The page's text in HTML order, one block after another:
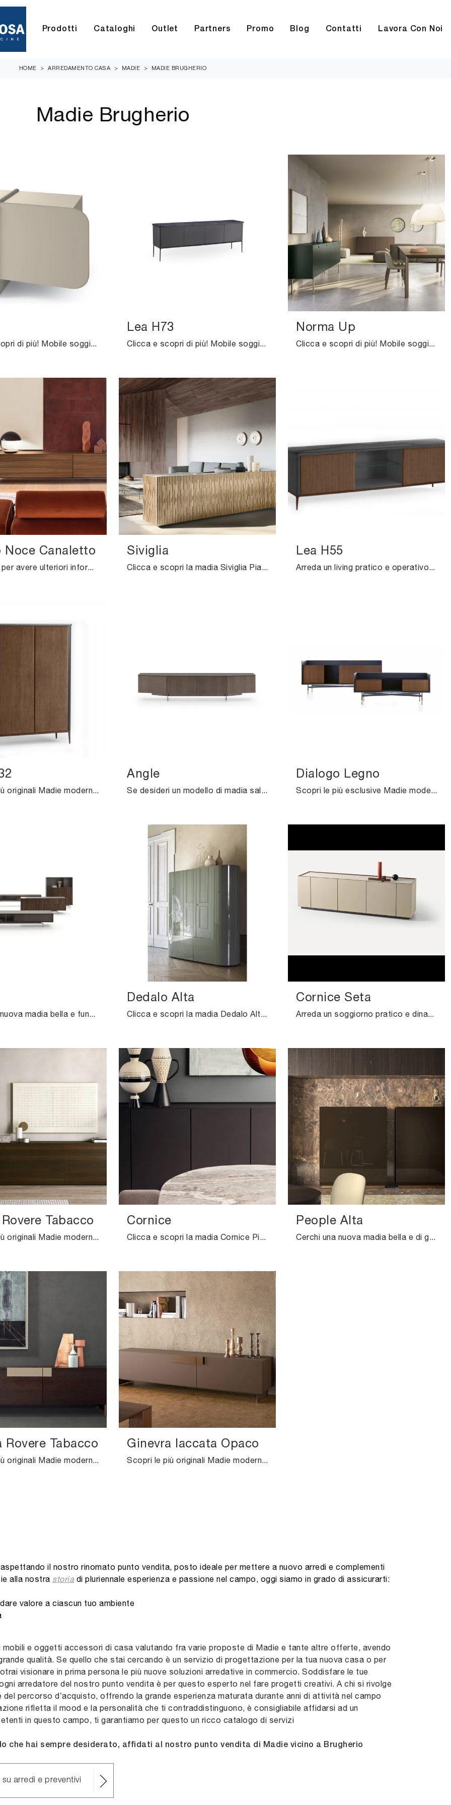
Prodotti Cataloghi Outlet Partners Promo Blog Contatti Lavora Con Noi
HOME > ARREDAMENTO CASA > MADIE > MADIE BRUGHERIO
Madie Brugherio
Clicca e scopri di più! Mobile soggiorno Petra di Ditre Italia in MDF: ti sta aspettando per impreziosire le tue stanze moderne.
Lea H73
Clicca e scopri di più! Mobile soggiorno Lea H73 di Midj in laccato opaco: ti sta aspettando per impreziosire le tue stanze moderne.
Norma Up
Clicca e scopri di più! Mobile soggiorno Norma Up di Pianca in laccato opaco: ti aspetta per valorizzare le tue stanze moderne.
Noce Canaletto
Contattaci per avere ulteriori informazioni sui mobili ed elementi accessori per il living: una vasta scelta di cassettiere moderne ti sta ...
Siviglia
Clicca e scopri la madia Siviglia Pianca: se cerchi mobili in legno per stanze moderne, questa è la scelta ideale per te!
Lea H55
Arreda un living pratico e operativo con questa madia Lea H55 di Midj: scopri le più esclusive Madie in materico.
Scopri le più originali Madie moderne! Clicca e leggi l'articolo: madia Lea H132 in materico, soluzione funzionale ed esteticamente gradevole.
Angle
Se desideri un modello di madia salvaspazio, scopri in negozio un ricco catalogo di Arredamento Casa delle migliori marche e contattaci per info e ...
Dialogo Legno
Scopri le più esclusive Madie moderne! Clicca e leggi l'articolo: madia Dialogo Legno in legno, soluzione pratica e sofisticata.
Dedalo Alta Cornice Seta
Tabacco
Scopri le più originali Madie moderne! Clicca e leggi l'articolo: mobile soggiorno People Rovere Tabacco in legno, soluzione bella e funzionale.
Cornice
Clicca e scopri la madia Cornice Pianca: se vuoi mobili in laccato opaco per stanze moderne, questa è la scelta ideale per te!
People Alta
Cerchi una nuova madia bella e di grande qualità dalle linee moderne? Ti presentiamo il modello People Alta di Pianca, realizzato in laccato lucido.
Rovere Tabacco
Scopri le più originali Madie moderne! Clicca e leggi l'articolo: madia Ginevra Rovere Tabacco in legno, soluzione funzionale ed esteticamente ...
Ginevra laccata Opaco
Scopri le più originali Madie moderne! Clicca e leggi l'articolo: mobile soggiorno Ginevra laccata Opaco in laccato opaco, soluzione pratica e ...
il nostro rinomato punto vendita, posto ideale per mettere a nuovo arredi e complementi
alla nostra storia di pluriennale esperienza e passione nel campo, oggi siamo in grado di assicurarti:
valore a ciascun tuo ambiente
e oggetti accessori di casa valutando fra varie proposte di Madie e tante altre offerte, avendo
qualità. Se quello che stai cercando è un servizio di progettazione per la tua nuova casa o per
visionare in prima persona le più nuove soluzioni arredative in commercio. Soddisfare le tue
arredatore del nostro punto vendita è per questo esperto nel fare progetti creativi. A chi si rivolge
percorso d’acquisto, offrendo la grande esperienza maturata durante anni di attività nel campo
rifletta il mood e la personalità che ti contraddistinguono, è consigliabile affidarsi ad un
in questo campo, ti garantiamo per questo un ricco catalogo di servizi
che hai sempre desiderato, affidati al nostro punto vendita di Madie vicino a Brugherio
arredi e preventivi